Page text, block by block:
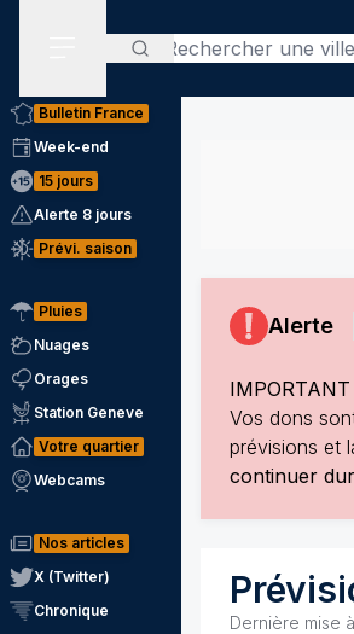
Rechercher
Bulletin France
Week-end
15 jours
Alerte 8 jours
Prévi. saison
Pluies
Nuages
Orages
Station Geneve
Votre quartier
Webcams
Nos articles
X (Twitter)
Chronique
Alerte
Vos dons
prévisions et
continuer
Dernière mise